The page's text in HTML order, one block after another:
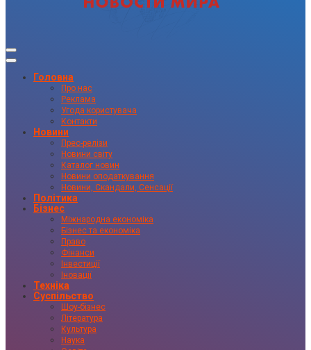
Головна
Про нас
Реклама
Угода користувача
Контакти
Новини
Прес-релізи
Новини світу
Каталог новин
Новини оподаткування
Новини, Скандали, Сенсації
Політика
Бізнес
Міжнародна економіка
Бізнес та економіка
Право
Фінанси
Інвестиції
Іновації
Техніка
Суспільство
Шоу-бізнес
Література
Культура
Наука